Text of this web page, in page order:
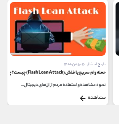
تاریخ انتشار : ۱۰ آذر ۱۴۰۰
اتر اسکن (Etherscan) چیست؟
اتر اسکن پلتفرم پیشرو تجزیه و تحلیل، اکسپلور...
مشاهده